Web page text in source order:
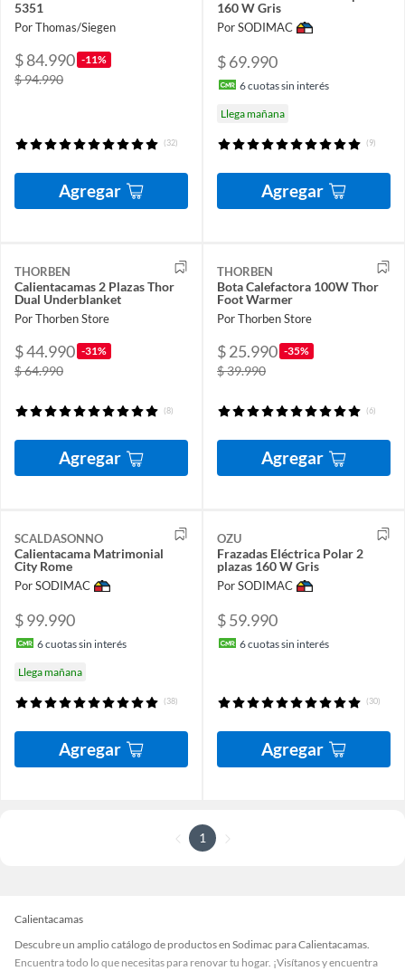
5351
Por Thomas/Siegen
$ 84.990 -11%
$ 94.990
(32)
Agregar
160 W Gris
Por SODIMAC
$ 69.990
6cuotas sin interés
Llega mañana
(9)
Agregar
THORBEN
Calientacamas 2 Plazas Thor
Dual Underblanket
Por Thorben Store
$ 44.990 -31%
$ 64.990
(8)
Agregar
THORBEN
Bota Calefactora 100W Thor
Foot Warmer
Por Thorben Store
$ 25.990 -35%
$ 39.990
(6)
Agregar
SCALDASONNO
Calientacama Matrimonial
City Rome
Por SODIMAC
$ 99.990
6cuotas sin interés
Llega mañana
(38)
Agregar
OZU
Frazadas Eléctrica Polar 2
plazas 160 W Gris
Por SODIMAC
$ 59.990
6cuotas sin interés
(30)
Agregar
1
Calientacamas
Descubre un amplio catálogo de productos en Sodimac para Calientacamas.
Encuentra todo lo que necesitas para renovar tu hogar. ¡Visítanos y encuentra